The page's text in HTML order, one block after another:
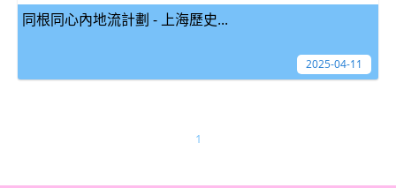
同根同心內地流計劃 - 上海歷史...
2025-04-11
1